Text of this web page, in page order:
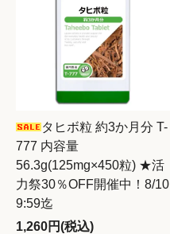
タヒボ粒 約3か月分 T-
777 内容量
56.3g(125mg×450粒) ★活
力祭30％OFF開催中！8/10
9:59迄
1,260円(税込)